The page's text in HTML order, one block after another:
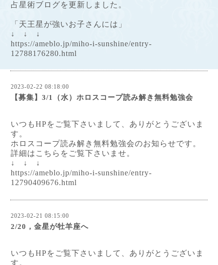
占星術ブログを更新しました。
「天王星が強いお子さんには」
↓ ↓ ↓
https://ameblo.jp/miho-i-sunshine/entry-
12788176280.html
2023-02-22 08:18:00
【募集】3/1（水）ホロスコープ読み解き無料勉強会
いつもHPをご覧下さいまして、ありがとうございま
す。
ホロスコープ読み解き無料勉強会のお知らせです。
詳細はこちらをご覧下さいませ。
↓ ↓ ↓
https://ameblo.jp/miho-i-sunshine/entry-
12790409676.html
2023-02-21 08:15:00
2/20，金星が牡羊座へ
いつもHPをご覧下さいまして、ありがとうございま
す。